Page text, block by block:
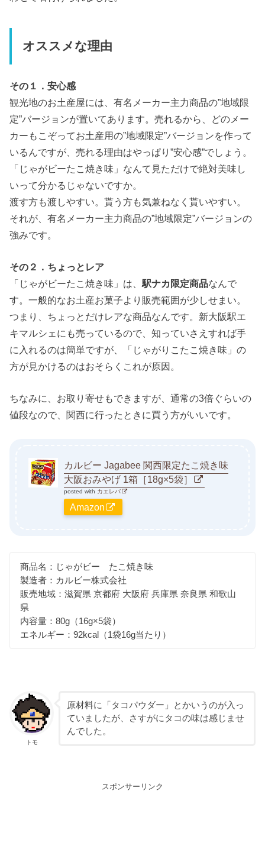
オススメな理由
その１．安心感
観光地のお土産屋には、有名メーカー主力商品の”地域限
定”バージョンが置いてあります。売れるから、どのメー
カーもこぞってお土産用の”地域限定”バージョンを作って
いるんですが、売れる理由はやっぱり”安心感”でしょう。
「じゃがビーたこ焼き味」なんて見ただけで絶対美味し
いって分かるじゃないですか。
渡す方も渡しやすい。貰う方も気兼ねなく貰いやすい。
それが、有名メーカー主力商品の”地域限定”バージョンの
強みです。
その２．ちょっとレア
「じゃがビーたこ焼き味」は、駅ナカ限定商品なんで
す。一般的なお土産お菓子より販売範囲が少しせまい。
つまり、ちょっとだけレアな商品なんです。新大阪駅エ
キマルシェにも売っているので、知っていさえすれば手
に入れるのは簡単ですが、「じゃがりこたこ焼き味」の
方が見かけるのはおそらくこれが原因。
ちなみに、お取り寄せもできますが、通常の3倍ぐらいの
値段なので、関西に行ったときに買う方がいいです。
カルビー Jagabee 関西限定たこ焼き味
大阪おみやげ 1箱［18g×5袋］
posted with カエレバ
Amazon
商品名：じゃがビー たこ焼き味
製造者：カルビー株式会社
販売地域：滋賀県 京都府 大阪府 兵庫県 奈良県 和歌山
県
内容量：80g（16g×5袋）
エネルギー：92kcal（1袋16g当たり）
トモ
原材料に「タコパウダー」とかいうのが入っ
ていましたが、さすがにタコの味は感じませ
んでした。
スポンサーリンク